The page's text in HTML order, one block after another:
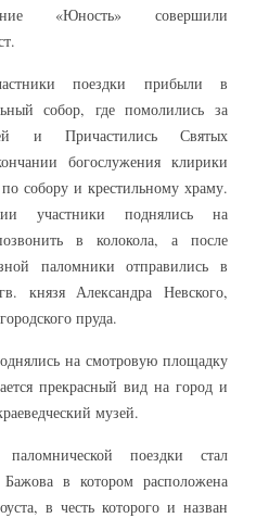
«Юность» совершили
поездки прибыли в
собор, где помолились за
и Причастились Святых
богослужения клирики
собору и крестильному храму.
участники поднялись на
в колокола, а после
паломники отправились в
князя Александра Невского,
пруда.
на смотровую площадку
прекрасный вид на город и
музей.
паломнической поездки стал
в котором расположена
в честь которого и назван